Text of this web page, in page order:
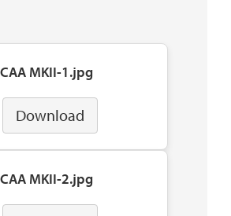
CAA MKII-1.jpg
Download
CAA MKII-2.jpg